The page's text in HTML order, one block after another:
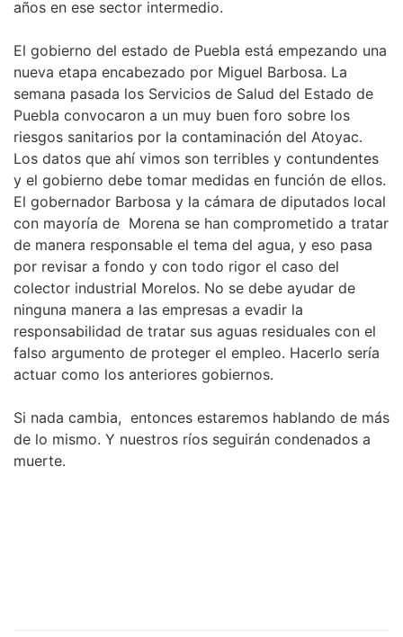
años en ese sector intermedio.
El gobierno del estado de Puebla está empezando una
nueva etapa encabezado por Miguel Barbosa. La
semana pasada los Servicios de Salud del Estado de
Puebla convocaron a un muy buen foro sobre los
riesgos sanitarios por la contaminación del Atoyac.
Los datos que ahí vimos son terribles y contundentes
y el gobierno debe tomar medidas en función de ellos.
El gobernador Barbosa y la cámara de diputados local
con mayoría de Morena se han comprometido a tratar
de manera responsable el tema del agua, y eso pasa
por revisar a fondo y con todo rigor el caso del
colector industrial Morelos. No se debe ayudar de
ninguna manera a las empresas a evadir la
responsabilidad de tratar sus aguas residuales con el
falso argumento de proteger el empleo. Hacerlo sería
actuar como los anteriores gobiernos.
Si nada cambia, entonces estaremos hablando de más
de lo mismo. Y nuestros ríos seguirán condenados a
muerte.